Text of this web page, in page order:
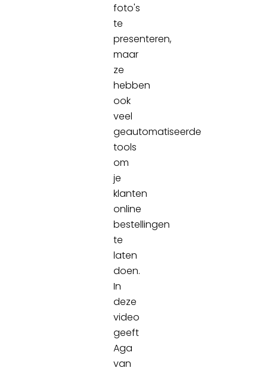
foto's
te
presenteren,
maar
ze
hebben
ook
veel
geautomatiseerde
tools
om
je
klanten
online
bestellingen
te
laten
doen.
In
deze
video
geeft
Aga
van